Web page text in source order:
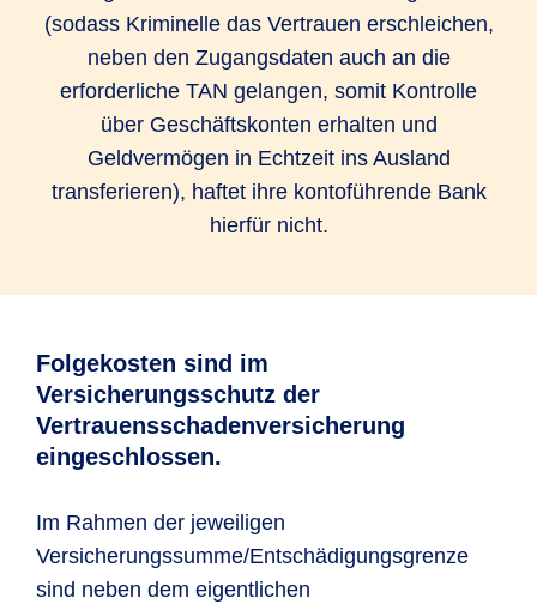
(sodass Kriminelle das Vertrauen erschleichen,
neben den Zugangsdaten auch an die
erforderliche TAN gelangen, somit Kontrolle
über Geschäftskonten erhalten und
Geldvermögen in Echtzeit ins Ausland
transferieren), haftet ihre kontoführende Bank
hierfür nicht.
Folgekosten sind im
Versicherungsschutz der
Vertrauensschadenversicherung
eingeschlossen.
Im Rahmen der jeweiligen
Versicherungssumme/Entschädigungsgrenze
sind neben dem eigentlichen